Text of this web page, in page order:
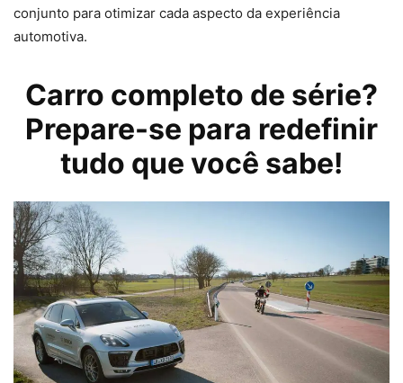
conjunto para otimizar cada aspecto da experiência
automotiva.
Carro completo de série?
Prepare-se para redefinir
tudo que você sabe!